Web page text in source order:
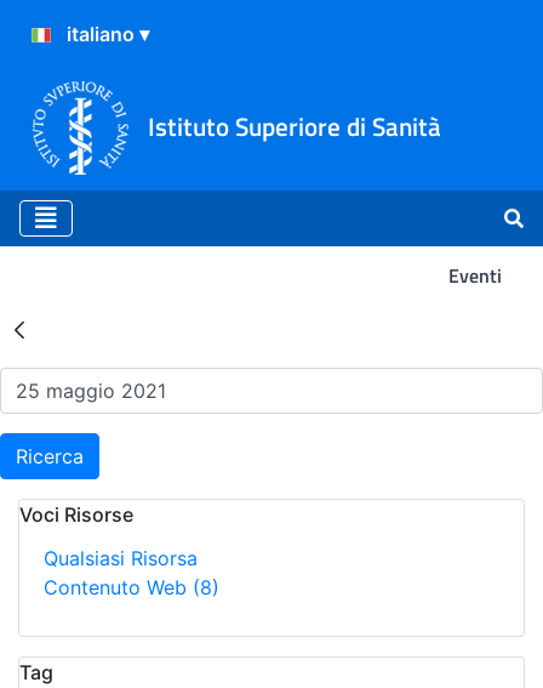
Istituto Superiore di Sanità
Eventi
Risultati della Ricerca -
Ricerca
Voci Risorse
Qualsiasi Risorsa
Contenuto Web (8)
Tag